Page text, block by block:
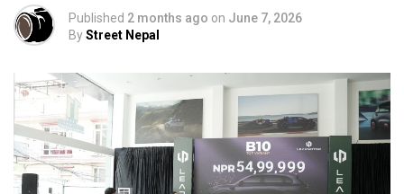
Published 2 months ago on June 7, 2026
ByStreet Nepal